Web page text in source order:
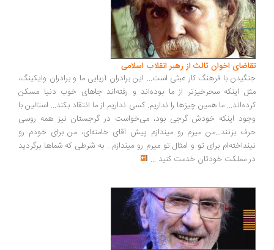
اخوان ثالث از رهبر انقلاب اسلامی
با فرهنگ کار عبثی است... این برادران آریایی ما و برادران وایکینگ،
اینکه سحرخیزتر از ما بوده‌اند و رفته‌اند جاهای خوب دنیا مسکن
ما همین چیزها را نداریم. کسی نداریم از ما انتقاد بکند... استالین با
اینکه خودش گرجی بود، می‌خواست در گرجستان نیز همه روسی
بزنند...من میرم رو میندازم پیش آقای خامنه‌ای، من برای خودم رو
برای تو و امثال تو میرم رو میندازم... به شرطی که شماها برگردید
مملکت خودتان خدمت کنید...